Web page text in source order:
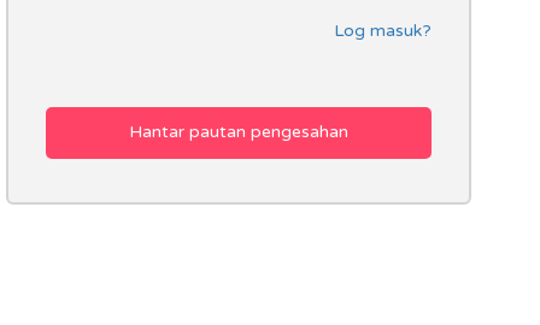
Log masuk?
Hantar pautan pengesahan